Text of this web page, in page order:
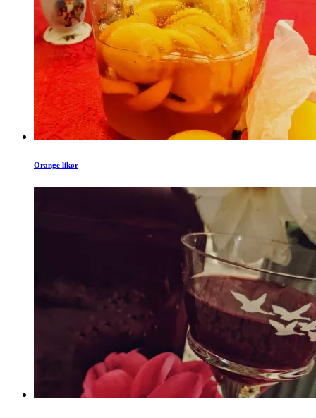
Orange likør